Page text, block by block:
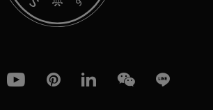
YouTubePinterestlinkedInWeChatLine